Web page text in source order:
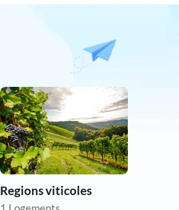
Regions viticoles